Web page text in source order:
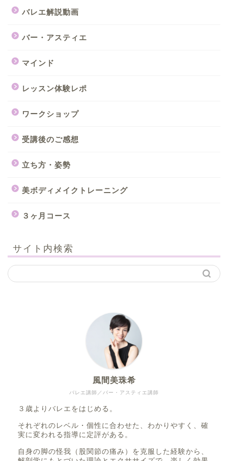
バレエ解説動画
バー・アスティエ
マインド
レッスン体験レポ
ワークショップ
受講後のご感想
立ち方・姿勢
美ボディメイクトレーニング
３ヶ月コース
サイト内検索
バレエ講師／バー・アスティエ講師
風間美珠希
３歳よりバレエをはじめる。
それぞれのレベル・個性に合わせた、わかりやすく、確
実に変われる指導に定評がある。
自身の脚の怪我（股関節の痛み）を克服した経験から、